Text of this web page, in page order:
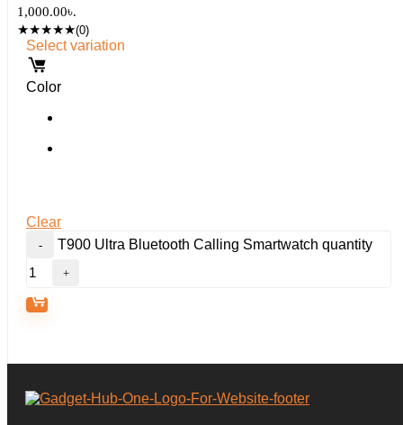
1,000.00৳.
★★★★★(0)
Select variation
Color
Clear
T900 Ultra Bluetooth Calling Smartwatch quantity